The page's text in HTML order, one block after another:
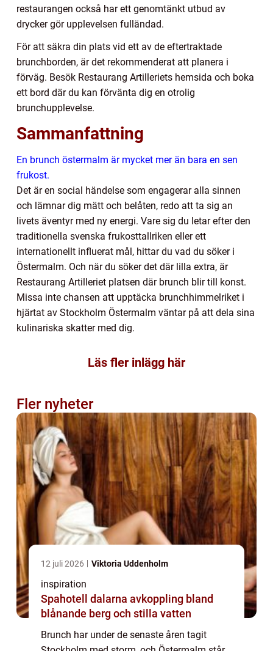
restaurangen också har ett genomtänkt utbud av
drycker gör upplevelsen fulländad.
För att säkra din plats vid ett av de eftertraktade
brunchborden, är det rekommenderat att planera i
förväg. Besök Restaurang Artilleriets hemsida och boka
ett bord där du kan förvänta dig en otrolig
brunchupplevelse.
Sammanfattning
En brunch östermalm är mycket mer än bara en sen
frukost.
Det är en social händelse som engagerar alla sinnen
och lämnar dig mätt och belåten, redo att ta sig an
livets äventyr med ny energi. Vare sig du letar efter den
traditionella svenska frukosttallriken eller ett
internationellt influerat mål, hittar du vad du söker i
Östermalm. Och när du söker det där lilla extra, är
Restaurang Artilleriet platsen där brunch blir till konst.
Missa inte chansen att upptäcka brunchhimmelriket i
hjärtat av Stockholm Östermalm väntar på att dela sina
kulinariska skatter med dig.
Läs fler inlägg här
Fler nyheter
12 juli 2026 Viktoria Uddenholm
inspiration
Spahotell dalarna avkoppling bland
blånande berg och stilla vatten
Brunch har under de senaste åren tagit